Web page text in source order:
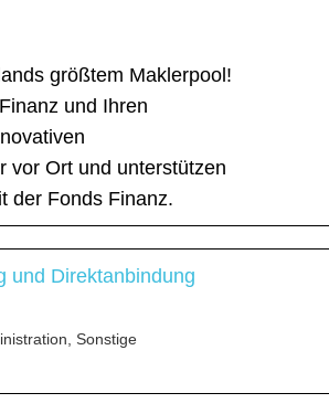
größtem Maklerpool!
und Ihren
vor Ort und unterstützen
der Fonds Finanz.
und Direktanbindung
Sonstige